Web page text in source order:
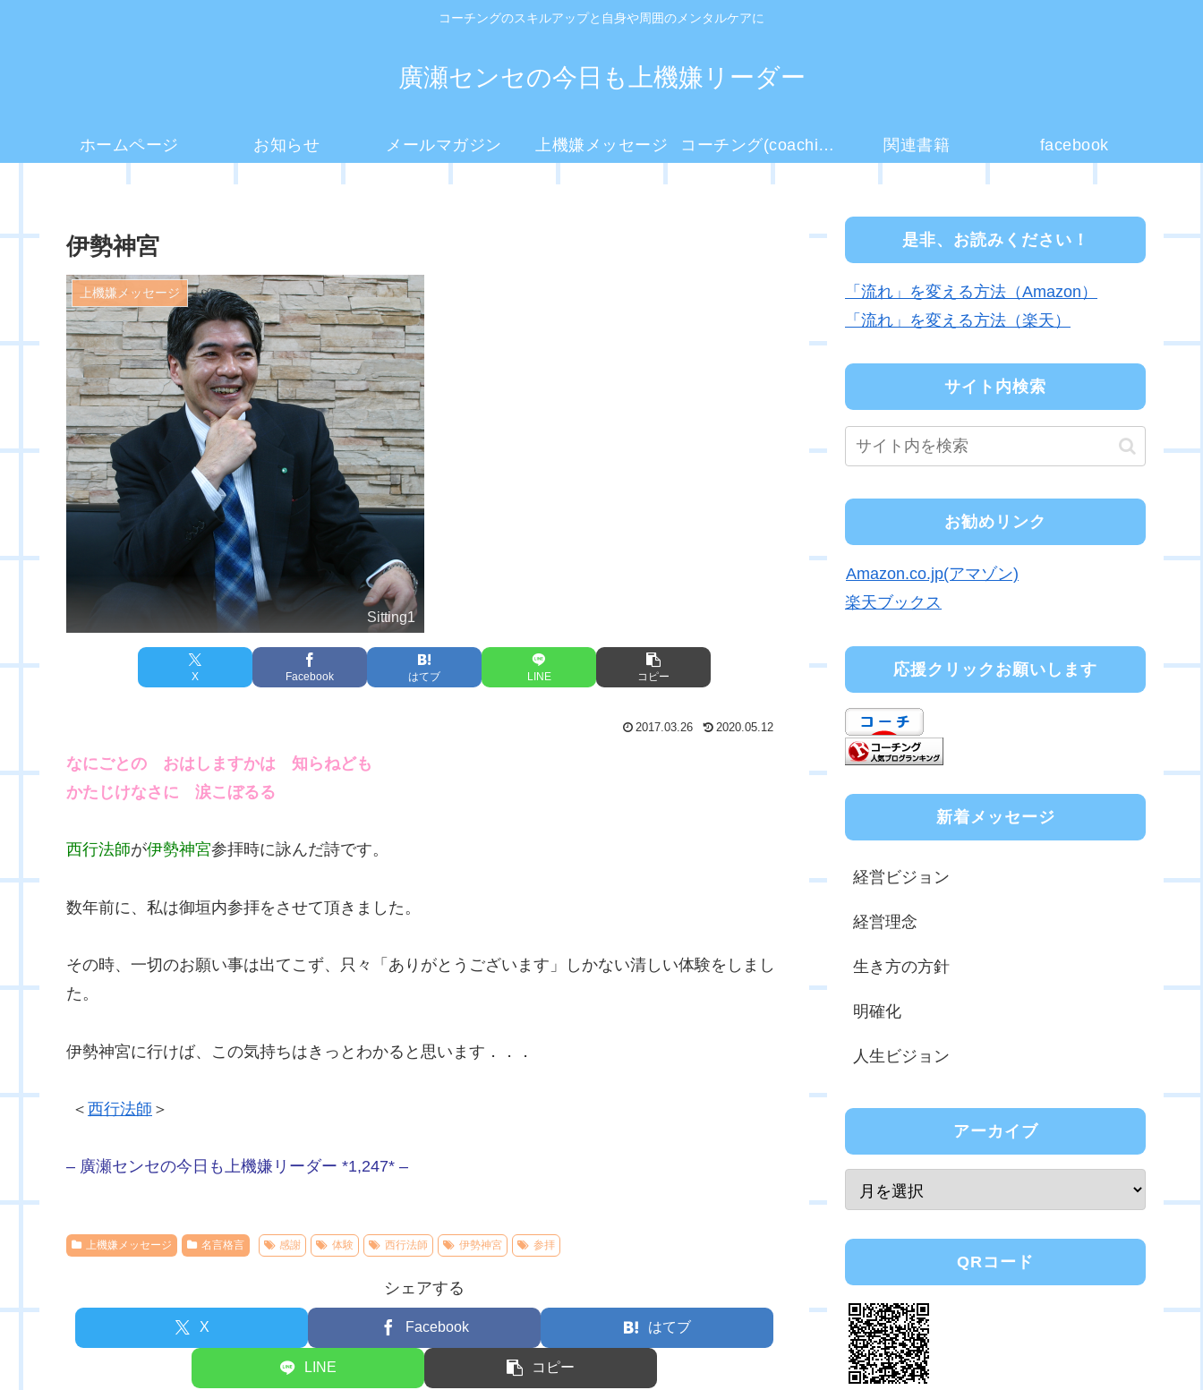
コーチングのスキルアップと自身や周囲のメンタルケアに
廣瀬センセの今日も上機嫌リーダー
ホームページ お知らせ メールマガジン 上機嫌メッセージ コーチング(coaching)とは？ 関連書籍 facebook
伊勢神宮
上機嫌メッセージ
Sitting1
X Facebook はてブ LINE コピー
2017.03.26 2020.05.12
なにごとの おはしますかは 知らねども
かたじけなさに 涙こぼるる
西行法師が伊勢神宮参拝時に詠んだ詩です。
数年前に、私は御垣内参拝をさせて頂きました。
その時、一切のお願い事は出てこず、只々「ありがとうございます」しかない清しい体験をしまし
た。
伊勢神宮に行けば、この気持ちはきっとわかると思います．．．
＜ 西行法師 ＞
– 廣瀬センセの今日も上機嫌リーダー *1,247* –
上機嫌メッセージ 名言格言 感謝 体験 西行法師 伊勢神宮 参拝
シェアする
X Facebook はてブ
LINE コピー
是非、お読みください！
「流れ」を変える方法（Amazon）
「流れ」を変える方法（楽天）
サイト内検索
お勧めリンク
Amazon.co.jp(アマゾン)
楽天ブックス
応援クリックお願いします
新着メッセージ
経営ビジョン
経営理念
生き方の方針
明確化
人生ビジョン
アーカイブ
QRコード